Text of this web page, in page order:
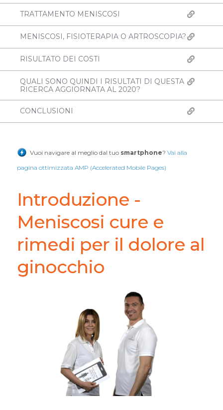
TRATTAMENTO MENISCOSI
MENISCOSI, FISIOTERAPIA O ARTROSCOPIA?
RISULTATO DEI COSTI
QUALI SONO QUINDI I RISULTATI DI QUESTA
RICERCA AGGIORNATA AL 2020?
CONCLUSIONI
Vuoi navigare al meglio dal tuo smartphone? Vai alla
pagina ottimizzata AMP (Accelerated Mobile Pages)
Introduzione -
Meniscosi cure e
rimedi per il dolore al
ginocchio